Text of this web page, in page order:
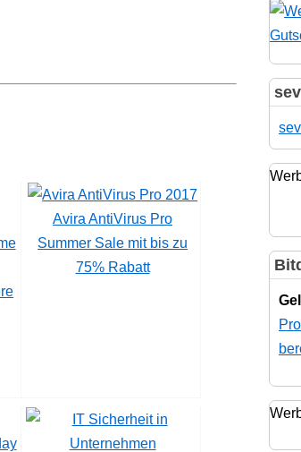
Avira AntiVirus Pro
Summer Sale mit bis zu
75% Rabatt